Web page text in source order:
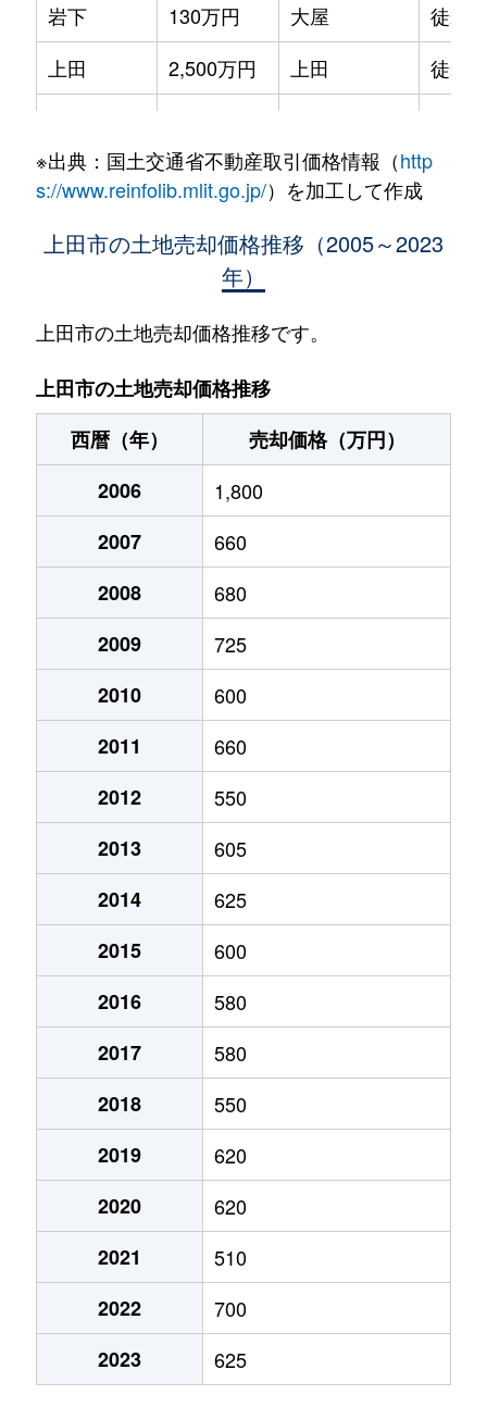
岩下
130万円 大屋
徒歩
上田
2,500万円 上田
徒歩
上田
980万円 上田
徒歩
1,400万円
上田
1,200万円 上田
上田
3,000万円
上田原
1,100万円 上田原
上田原
1,000万円
上田原
3,600万円
上田原
1,300万円
780万円
400万円
600万円
630万円
150万円
430万円
上丸子
50万円
上丸子
200万円
上丸子
86万円
140万円
420万円
380万円
30万円
90万円
370万円
※出典：国土交通省不動産取引価格情報（http
s://www.reinfolib.mlit.go.jp/）を加工して作成
上田市の土地売却価格推移（2005～2023
年）
上田市の土地売却価格推移です。
上田市の土地売却価格推移
西暦（年）
売却価格（万円）
2006
1,800
2007
660
2008
680
2009
725
2010
600
2011
660
2012
550
2013
605
2014
625
2015
600
2016
580
2017
580
2018
550
2019
620
2020
620
2021
510
2022
700
2023
625